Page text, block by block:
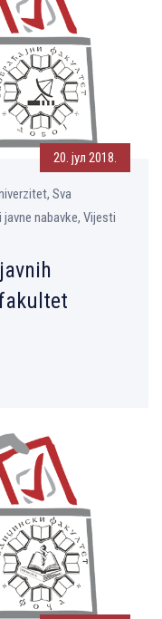
20. јул 2018.
Sva
nabavke, Vijesti